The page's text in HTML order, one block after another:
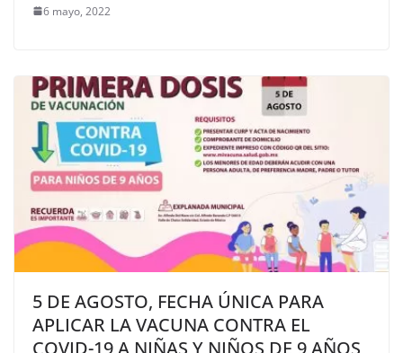
6 mayo, 2022
5 DE AGOSTO, FECHA ÚNICA PARA
APLICAR LA VACUNA CONTRA EL